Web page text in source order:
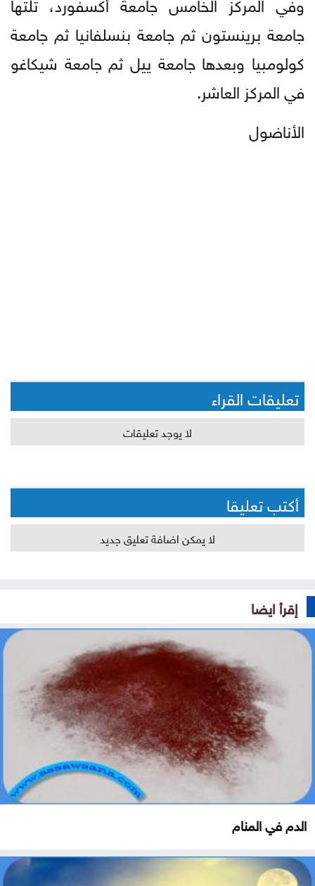
جامعة برينستون ثم جامعة بنسلفانيا ثم جامعة
كولومبيا وبعدها جامعة ييل ثم جامعة شيكاغو
في المركز العاشر.
الأناضول
تعليقات القراء
لا يوجد تعليقات
أكتب تعليقا
لا يمكن اضافة تعليق جديد
إقرأ ايضا
الدم في المنام